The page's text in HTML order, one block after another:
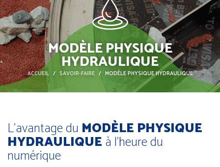
MODÈLE PHYSIQUE
HYDRAULIQUE
ACCUEIL SAVOIR-FAIRE MODÈLE PHYSIQUE HYDRAULIQUE
L’avantage du MODÈLE PHYSIQUE
HYDRAULIQUEà l’heure du
numérique